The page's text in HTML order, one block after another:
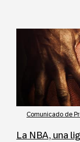
Comunicado de
La NBA, una